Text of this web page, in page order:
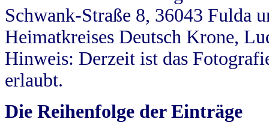
Schwank-Straße 8, 36043 Fulda
Heimatkreises Deutsch Krone,
Hinweis: Derzeit ist das
erlaubt.
Die Reihenfolge der Einträge